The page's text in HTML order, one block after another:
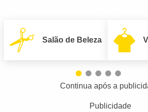
Salão de Beleza
Continua após a
Publicidade